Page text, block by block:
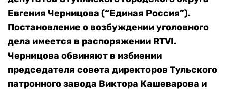
Евгения Черницова (“Единая Россия”).
Постановление о возбуждении уголовного
дела имеется в распоряжении RTVI.
Черницова обвиняют в избиении
председателя совета директоров Тульского
патронного завода Виктора Кашеварова и